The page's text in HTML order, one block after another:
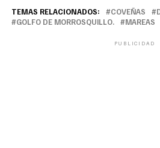
TEMAS RELACIONADOS: COVEÑAS
GOLFO DE MORROSQUILLO.
MAREAS
PUBLICIDAD